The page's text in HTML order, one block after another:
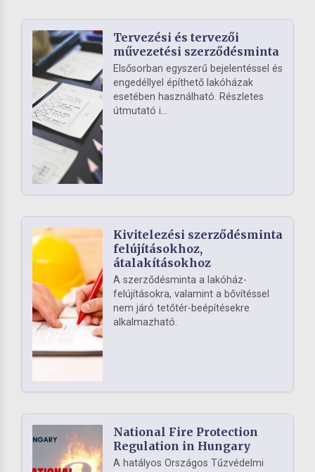
Tervezési és tervezői
művezetési szerződésminta
Elsősorban egyszerű bejelentéssel és
engedéllyel építhető lakóházak
esetében használható. Részletes
útmutató i...
Kivitelezési szerződésminta
felújításokhoz,
átalakításokhoz
A szerződésminta a lakóház-
felújításokra, valamint a bővítéssel
nem járó tetőtér-beépítésekre
alkalmazható.
National Fire Protection
Regulation in Hungary
A hatályos Országos Tűzvédelmi